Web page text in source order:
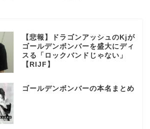
【悲報】ドラゴンアッシュのKjが
ゴールデンボンバーを盛大にディ
スる「ロックバンドじゃない」
【RIJF】
ゴールデンボンバーの本名まとめ